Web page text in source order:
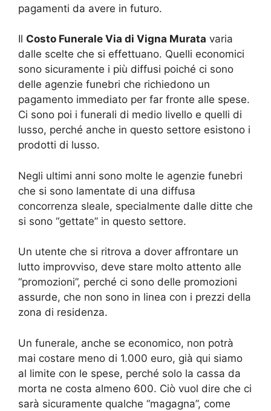
pagamenti da avere in futuro.
Il Costo Funerale Via di Vigna Murata varia
dalle scelte che si effettuano. Quelli economici
sono sicuramente i più diffusi poiché ci sono
delle agenzie funebri che richiedono un
pagamento immediato per far fronte alle spese.
Ci sono poi i funerali di medio livello e quelli di
lusso, perché anche in questo settore esistono i
prodotti di lusso.
Negli ultimi anni sono molte le agenzie funebri
che si sono lamentate di una diffusa
concorrenza sleale, specialmente dalle ditte che
si sono “gettate” in questo settore.
Un utente che si ritrova a dover affrontare un
lutto improvviso, deve stare molto attento alle
“promozioni”, perché ci sono delle promozioni
assurde, che non sono in linea con i prezzi della
zona di residenza.
Un funerale, anche se economico, non potrà
mai costare meno di 1.000 euro, già qui siamo
al limite con le spese, perché solo la cassa da
morta ne costa almeno 600. Ciò vuol dire che ci
sarà sicuramente qualche “magagna”, come